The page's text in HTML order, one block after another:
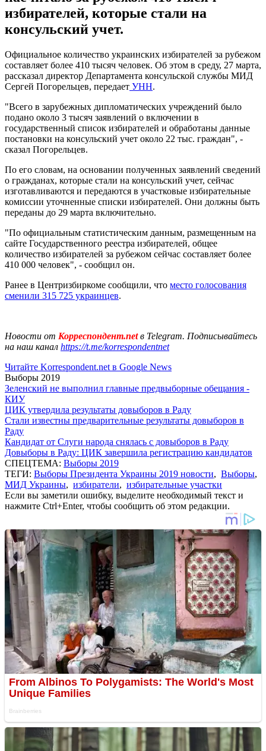
избирателей, которые стали на
консульский учет.
Официальное количество украинских избирателей за рубежом
составляет более 410 тысяч человек. Об этом в среду, 27 марта,
рассказал директор Департамента консульской службы МИД
Сергей Погорельцев, передает УНН.
"Всего в зарубежных дипломатических учреждений было
подано около 3 тысяч заявлений о включении в
государственный список избирателей и обработаны данные
постановки на консульский учет около 22 тыс. граждан", -
сказал Погорельцев.
По его словам, на основании полученных заявлений сведений
о гражданах, которые стали на консульский учет, сейчас
изготавливаются и передаются в участковые избирательные
комиссии уточненные списки избирателей. Они должны быть
переданы до 29 марта включительно.
"По официальным статистическим данным, размещенным на
сайте Государственного реестра избирателей, общее
количество избирателей за рубежом сейчас составляет более
410 000 человек", - сообщил он.
Ранее в Центризбиркоме сообщили, что место голосования
сменили 315 725 украинцев.
Новости от Корреспондент.netв Telegram. Подписывайтесь
на наш канал https://t.me/korrespondentnet
Читайте Korrespondent.net в Google News
Выборы 2019
Зеленский не выполнил главные предвыборные обещания -
КИУ
ЦИК утвердила результаты довыборов в Раду
Стали известны предварительные результаты довыборов в
Раду
Кандидат от Слуги народа снялась с довыборов в Раду
Довыборы в Раду: ЦИК завершила регистрацию кандидатов
СПЕЦТЕМА: Выборы 2019
ТЕГИ: Выборы Президента Украины 2019 новости, Выборы,
МИД Украины, избиратели, избирательные участки
Если вы заметили ошибку, выделите необходимый текст и
нажмите Ctrl+Enter, чтобы сообщить об этом редакции.